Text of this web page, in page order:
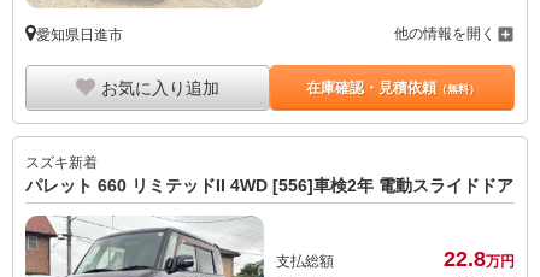
愛知県日進市 他の情報を開く
お気に入り追加 在庫確認・見積依頼（無料）
スズキ新着
パレット 660 リミテッドII 4WD [556]車検2年 電動スライドドア
支払総額 22.8万円